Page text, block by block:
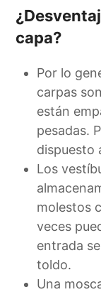
capa?
Por lo
carpas
están
pesadas.
dispuesto
Los
molestos
veces
entrada
toldo.
Una